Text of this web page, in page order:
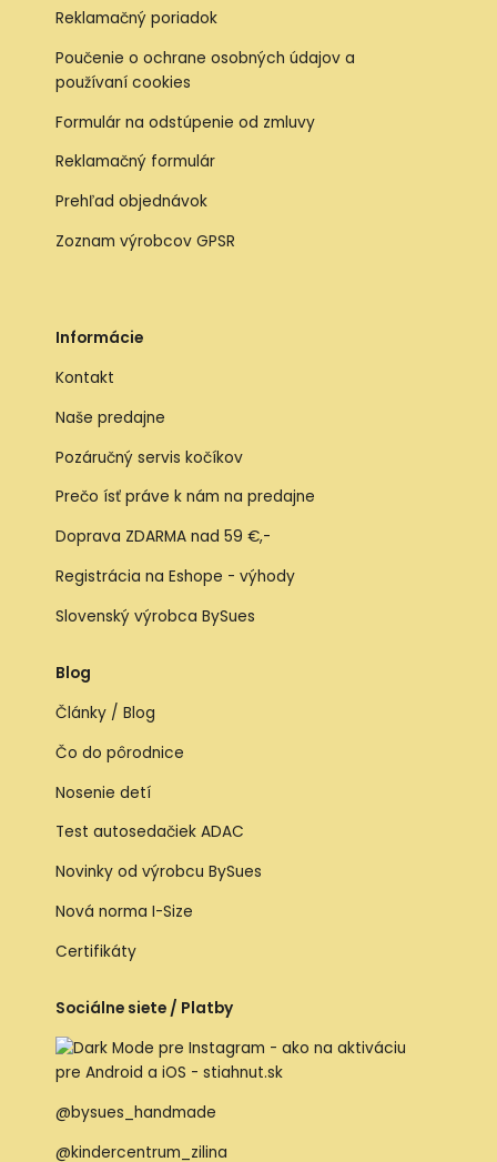
Reklamačný poriadok
Poučenie o ochrane osobných údajov a
používaní cookies
Formulár na odstúpenie od zmluvy
Reklamačný formulár
Prehľad objednávok
Zoznam výrobcov GPSR
Informácie
Kontakt
Naše predajne
Pozáručný servis kočíkov
Prečo ísť práve k nám na predajne
Doprava ZDARMA nad 59 €,-
Registrácia na Eshope - výhody
Slovenský výrobca BySues
Blog
Články / Blog
Čo do pôrodnice
Nosenie detí
Test autosedačiek ADAC
Novinky od výrobcu BySues
Nová norma I-Size
Certifikáty
Sociálne siete / Platby
@bysues_handmade
@kindercentrum_zilina